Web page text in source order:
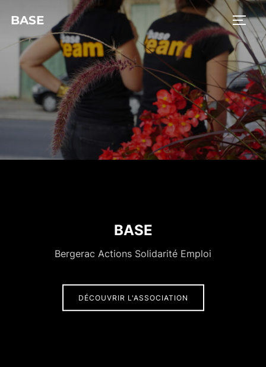
BASE
BASE
Bergerac Actions Solidarité Emploi
DÉCOUVRIR L'ASSOCIATION